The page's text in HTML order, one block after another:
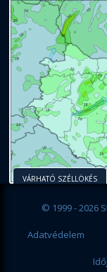
VÁRHATÓ SZÉLLÖKÉS
© 1999 - 2026
Adatvédelem